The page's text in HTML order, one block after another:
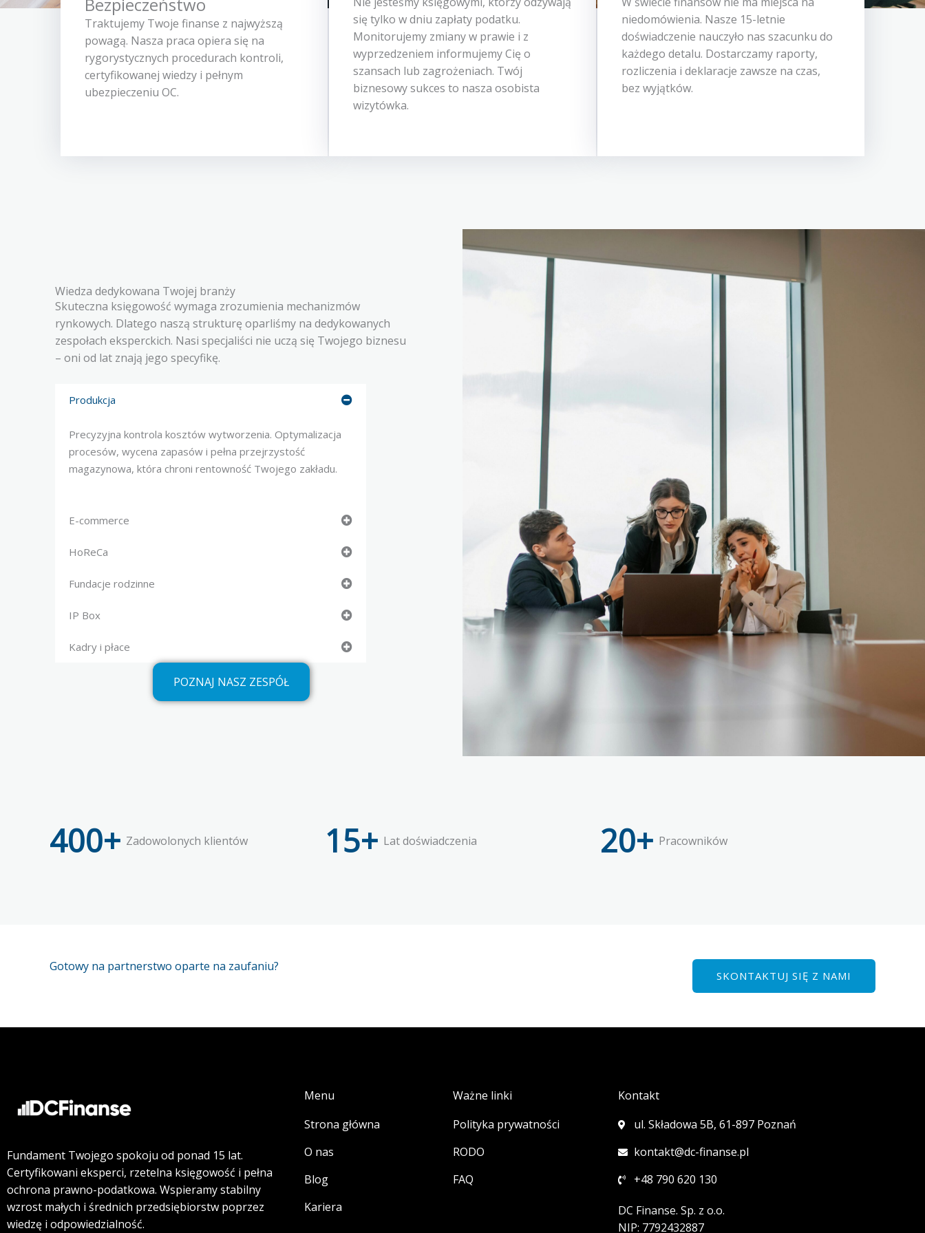
Traktujemy Twoje finanse z najwyższą
powagą. Nasza praca opiera się na
rygorystycznych procedurach kontroli,
certyfikowanej wiedzy i pełnym
ubezpieczeniu OC.
się tylko w dniu zapłaty podatku.
Monitorujemy zmiany w prawie i z
wyprzedzeniem informujemy Cię o
szansach lub zagrożeniach. Twój
biznesowy sukces to nasza osobista
wizytówka.
niedomówienia. Nasze 15-letnie
doświadczenie nauczyło nas szacunku do
każdego detalu. Dostarczamy raporty,
rozliczenia i deklaracje zawsze na czas,
bez wyjątków.
Wiedza dedykowana Twojej branży
Skuteczna księgowość wymaga zrozumienia mechanizmów
rynkowych. Dlatego naszą strukturę oparliśmy na dedykowanych
zespołach eksperckich. Nasi specjaliści nie uczą się Twojego biznesu
– oni od lat znają jego specyfikę.
Produkcja
Precyzyjna kontrola kosztów wytworzenia. Optymalizacja
procesów, wycena zapasów i pełna przejrzystość
magazynowa, która chroni rentowność Twojego zakładu.
E-commerce
HoReCa
Fundacje rodzinne
IP Box
Kadry i płace
POZNAJ NASZ ZESPÓŁ
400+ Zadowolonych klientów 15+ Lat doświadczenia 20+ Pracowników
Gotowy na partnerstwo oparte na zaufaniu?
SKONTAKTUJ SIĘ Z NAMI
Fundament Twojego spokoju od ponad 15 lat.
Certyfikowani eksperci, rzetelna księgowość i pełna
ochrona prawno-podatkowa. Wspieramy stabilny
wzrost małych i średnich przedsiębiorstw poprzez
wiedzę i odpowiedzialność.
Menu
Strona główna
O nas
Blog
Kariera
Ważne linki
Polityka prywatności
RODO
FAQ
Kontakt
ul. Składowa 5B, 61-897 Poznań
kontakt@dc-finanse.pl
+48 790 620 130
DC Finanse. Sp. z o.o.
NIP: 7792432887